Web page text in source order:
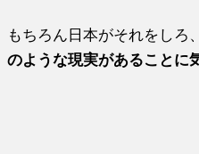
もちろん日本がそれをしろ
のような現実があることに